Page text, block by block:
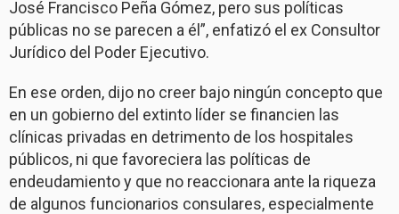
José Francisco Peña Gómez, pero sus políticas
públicas no se parecen a él”, enfatizó el ex Consultor
Jurídico del Poder Ejecutivo.
En ese orden, dijo no creer bajo ningún concepto que
en un gobierno del extinto líder se financien las
clínicas privadas en detrimento de los hospitales
públicos, ni que favoreciera las políticas de
endeudamiento y que no reaccionara ante la riqueza
de algunos funcionarios consulares, especialmente